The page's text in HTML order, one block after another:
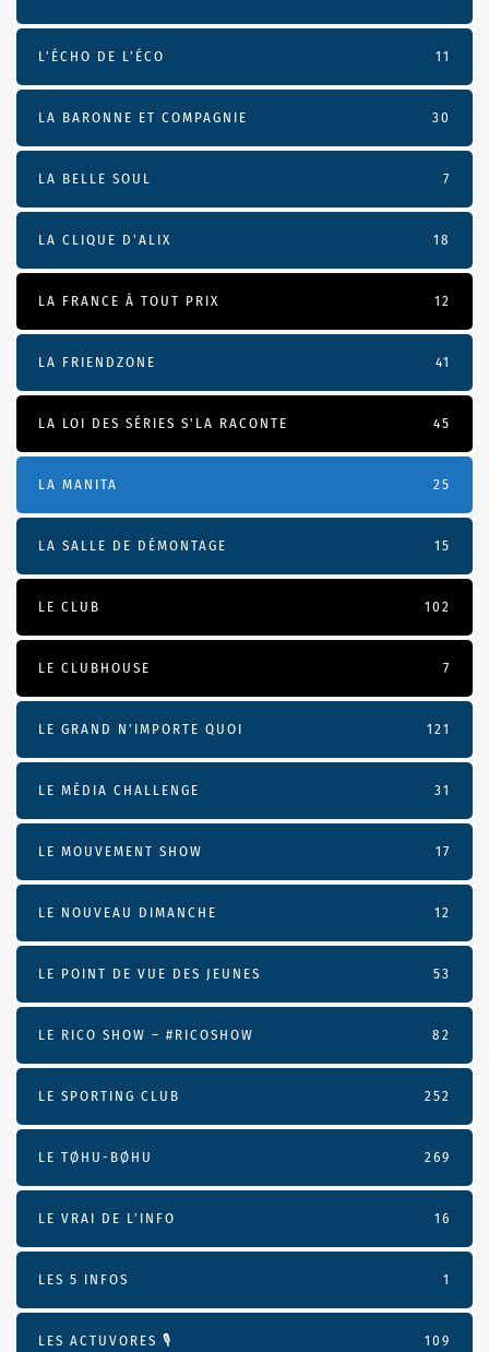
L’ÉCHO DE L’ÉCO 11
LA BARONNE ET COMPAGNIE 30
LA BELLE SOUL 7
LA CLIQUE D'ALIX 18
LA FRANCE À TOUT PRIX 12
LA FRIENDZONE 41
LA LOI DES SÉRIES S'LA RACONTE 45
LA MANITA 25
LA SALLE DE DÉMONTAGE 15
LE CLUB 102
LE CLUBHOUSE 7
LE GRAND N’IMPORTE QUOI 121
LE MÉDIA CHALLENGE 31
LE MOUVEMENT SHOW 17
LE NOUVEAU DIMANCHE 12
LE POINT DE VUE DES JEUNES 53
LE RICO SHOW – #RICOSHOW 82
LE SPORTING CLUB 252
LE TØHU-BØHU 269
LE VRAI DE L’INFO 16
LES 5 INFOS 1
LES ACTUVORES 🎙 109